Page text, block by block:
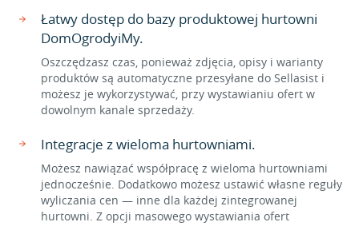
Łatwy dostęp do bazy produktowej hurtowni
DomOgrodyiMy.
Oszczędzasz czas, ponieważ zdjęcia, opisy i warianty
produktów są automatyczne przesyłane do Sellasist i
możesz je wykorzystywać, przy wystawianiu ofert w
dowolnym kanale sprzedaży.
Integracje z wieloma hurtowniami.
Możesz nawiązać współpracę z wieloma hurtowniami
jednocześnie. Dodatkowo możesz ustawić własne reguły
wyliczania cen — inne dla każdej zintegrowanej
hurtowni. Z opcji masowego wystawiania ofert